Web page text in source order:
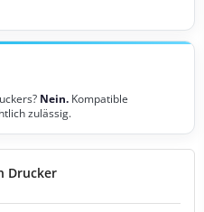
Nein. Kompatible
zulässig.
Drucker